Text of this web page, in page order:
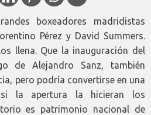
boxeadores madridistas
Pérez y David Summers.
llena. Que la inauguración del
de Alejandro Sanz, también
pero podría convertirse en una
si la apertura la hicieran los
es patrimonio nacional de